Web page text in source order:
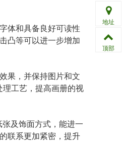
体和具备良好可读性
凸等可以进一步增加
果，并保持图片和文
工艺，提高画册的视
及饰面方式，能进一
联系更加紧密，提升
地址
顶部